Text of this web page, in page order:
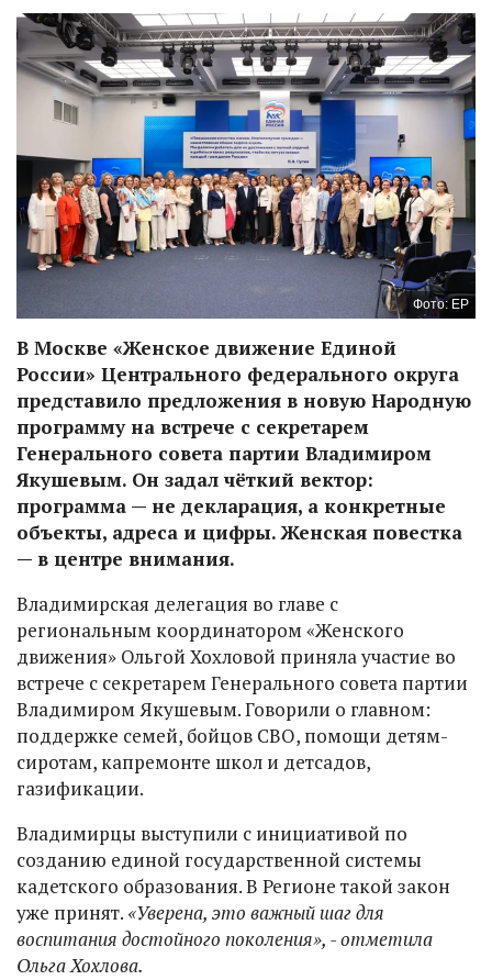
Фото: ЕР
В Москве «Женское движение Единой
России» Центрального федерального округа
представило предложения в новую Народную
программу на встрече с секретарем
Генерального совета партии Владимиром
Якушевым. Он задал чёткий вектор:
программа — не декларация, а конкретные
объекты, адреса и цифры. Женская повестка
— в центре внимания.
Владимирская делегация во главе с
региональным координатором «Женского
движения» Ольгой Хохловой приняла участие во
встрече с секретарем Генерального совета партии
Владимиром Якушевым. Говорили о главном:
поддержке семей, бойцов СВО, помощи детям-
сиротам, капремонте школ и детсадов,
газификации.
Владимирцы выступили с инициативой по
созданию единой государственной системы
кадетского образования. В Регионе такой закон
уже принят. «Уверена, это важный шаг для
воспитания достойного поколения», - отметила
Ольга Хохлова.